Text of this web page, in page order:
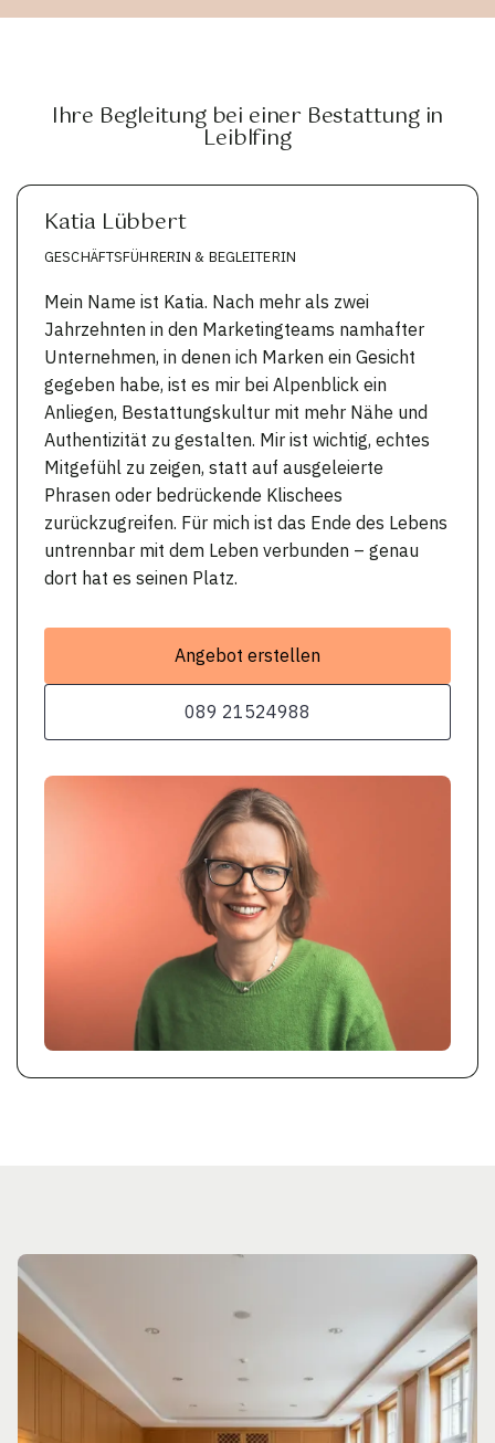
Ihre Begleitung bei einer Bestattung in
Leiblfing
Katia Lübbert
GESCHÄFTSFÜHRERIN & BEGLEITERIN
Mein Name ist Katia. Nach mehr als zwei
Jahrzehnten in den Marketingteams namhafter
Unternehmen, in denen ich Marken ein Gesicht
gegeben habe, ist es mir bei Alpenblick ein
Anliegen, Bestattungskultur mit mehr Nähe und
Authentizität zu gestalten. Mir ist wichtig, echtes
Mitgefühl zu zeigen, statt auf ausgeleierte
Phrasen oder bedrückende Klischees
zurückzugreifen. Für mich ist das Ende des Lebens
untrennbar mit dem Leben verbunden – genau
dort hat es seinen Platz.
Angebot erstellen
089 21524988